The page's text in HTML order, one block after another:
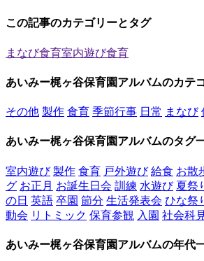
この記事のカテゴリーとタグ
まなび食育室内遊び食育
あいみー梶ヶ谷保育園アルバムのカテ
その他 製作 食育 季節行事 日常 まなび
あいみー梶ヶ谷保育園アルバムのタグ
室内遊び 製作 食育 戸外遊び 給食 お散
グ お正月 お誕生日会 訓練 水遊び 夏祭
の日 英語 卒園 節分 生活発表会 ひな祭
動会 リトミック 保育参観 入園 社会科
あいみー梶ヶ谷保育園アルバムの年代